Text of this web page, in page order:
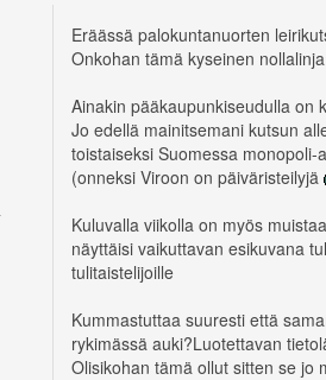
Eräässä palokuntanuorten
Onkohan tämä kyseinen
Ainakin pääkaupunkiseudulla on
Jo edellä mainitsemani kutsun
toistaiseksi Suomessa monopoli-
(onneksi Viroon on päiväristeilyjä
Kuluvalla viikolla on myös
näyttäisi vaikuttavan esikuvana
tulitaistelijoille
Kummastuttaa suuresti että
rykimässä auki?Luotettavan
Olisikohan tämä ollut sitten se jo